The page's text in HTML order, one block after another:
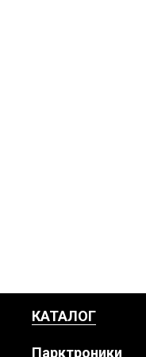
КАТАЛОГ
Парктроники